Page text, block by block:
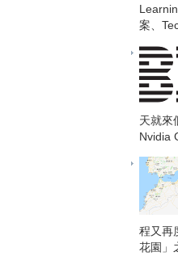
案、
天就來
Nvidia
程又再
花園」